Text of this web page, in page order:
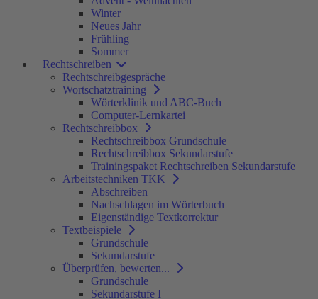
Winter
Neues Jahr
Frühling
Sommer
Rechtschreiben
Rechtschreibgespräche
Wortschatztraining
Wörterklinik und ABC-Buch
Computer-Lernkartei
Rechtschreibbox
Rechtschreibbox Grundschule
Rechtschreibbox Sekundarstufe
Trainingspaket Rechtschreiben Sekundarstufe
Arbeitstechniken TKK
Abschreiben
Nachschlagen im Wörterbuch
Eigenständige Textkorrektur
Textbeispiele
Grundschule
Sekundarstufe
Überprüfen, bewerten...
Grundschule
Sekundarstufe I